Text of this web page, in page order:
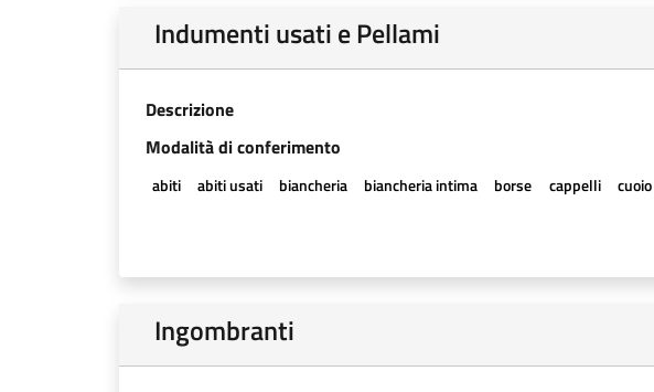
Indumenti usati e Pellami
Descrizione
Modalità di conferimento
abiti abiti usati biancheria biancheria intima borse cappelli
Ingombranti